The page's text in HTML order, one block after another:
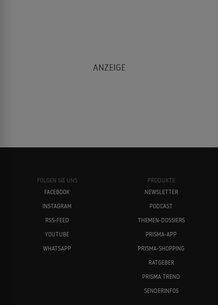
FOLGEN SIE UNS
FACEBOOK
INSTAGRAM
RSS-FEED
YOUTUBE
WHATSAPP
PRODUKTE
NEWSLETTER
PODCAST
THEMEN-DOSSIERS
PRISMA-APP
PRISMA-SHOPPING
RATGEBER
PRISMA TREND
SENDERINFOS